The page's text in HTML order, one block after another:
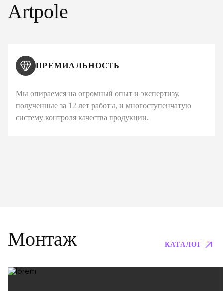
Artpole
ПРЕМИАЛЬНОСТЬ
Мы опираемся на огромный опыт и экспертизу,
полученные за 12 лет работы, и многоступенчатую
систему контроля качества продукции.
Монтаж КАТАЛОГ